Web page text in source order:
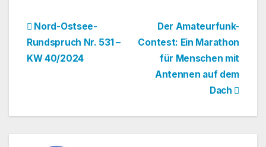
BeitragsnavigationDer Amateurfunk-
Contest: Ein Marathon
für Menschen mit
Antennen auf dem
Dach
Nord-Ostsee-
Rundspruch Nr. 531 –
KW 40/2024